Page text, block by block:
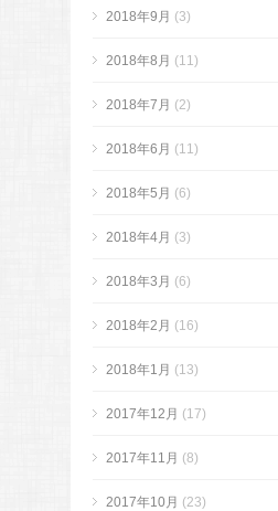
2018年9月 (3)
2018年8月 (11)
2018年7月 (2)
2018年6月 (11)
2018年5月 (6)
2018年4月 (3)
2018年3月 (6)
2018年2月 (16)
2018年1月 (13)
2017年12月 (17)
2017年11月 (8)
2017年10月 (23)